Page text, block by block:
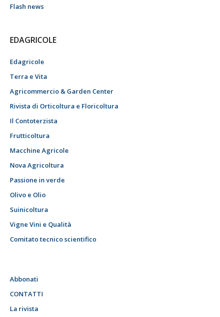
Flash news
EDAGRICOLE
Edagricole
Terra e Vita
Agricommercio & Garden Center
Rivista di Orticoltura e Floricoltura
Il Contoterzista
Frutticoltura
Macchine Agricole
Nova Agricoltura
Passione in verde
Olivo e Olio
Suinicoltura
Vigne Vini e Qualità
Comitato tecnico scientifico
Abbonati
CONTATTI
La rivista